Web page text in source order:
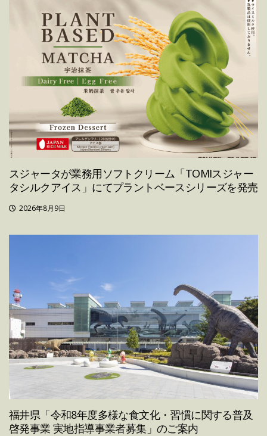
スジャータが業務用ソフトクリーム「TOMIスジャー
タシルクアイス」にてプラントベースシリーズを発売
2026年8月9日
福井県「令和8年度多様な食文化・習慣に関する普及
啓発事業 実地指導事業者募集」のご案内